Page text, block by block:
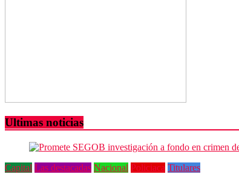
Ultimas noticias
Capital Las destacadas Nacional Policiaca Titulares